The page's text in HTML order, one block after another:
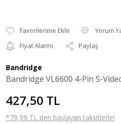
Yorum
Fiyat Alarmı
Paylaş
Bandridge
Bandridge VL6600 4-Pin S-
427,50 TL
*79,99 TL den başlayan taksitlerle!